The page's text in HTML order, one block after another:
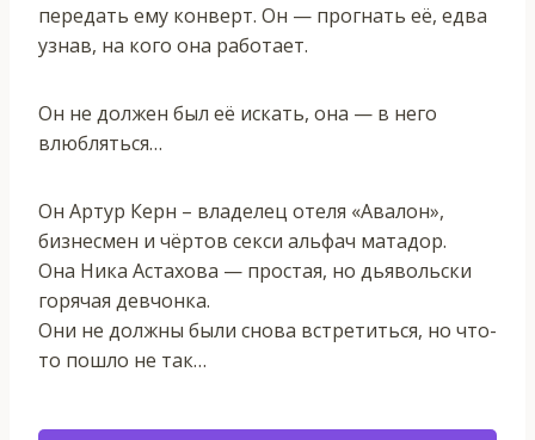
передать ему конверт. Он — прогнать её, едва
узнав, на кого она работает.
Он не должен был её искать, она — в него
влюбляться…
Он Артур Керн – владелец отеля «Авалон»,
бизнесмен и чёртов секси альфач матадор.
Она Ника Астахова — простая, но дьявольски
горячая девчонка.
Они не должны были снова встретиться, но что-
то пошло не так…